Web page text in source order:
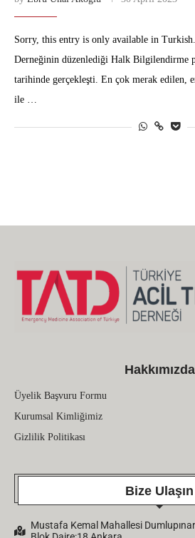
Sorry, this entry is only available in
Derneğinin düzenlediği Halk Bilgilendirme
tarihinde gerçekleşti. En çok merak edilen,
ile …
Hakkımızda
Üyelik Başvuru Formu
Kurumsal Kimliğimiz
Gizlilik Politikası
Bize Ulaşın
Mustafa Kemal Mahallesi